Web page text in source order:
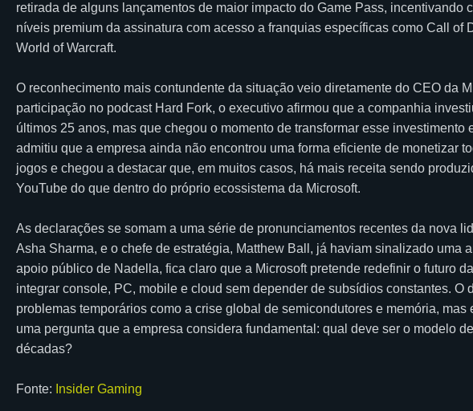
retirada de alguns lançamentos de maior impacto do Game Pass, incentivando
níveis premium da assinatura com acesso a franquias específicas como Call of
World of Warcraft.
O reconhecimento mais contundente da situação veio diretamente do CEO da
participação no podcast Hard Fork, o executivo afirmou que a companhia
últimos 25 anos, mas que chegou o momento de transformar esse
admitiu que a empresa ainda não encontrou uma forma eficiente de monetizar
jogos e chegou a destacar que, em muitos casos, há mais receita sendo
YouTube do que dentro do próprio ecossistema da Microsoft.
As declarações se somam a uma série de pronunciamentos recentes da nova
Asha Sharma, e o chefe de estratégia, Matthew Ball, já haviam sinalizado uma
apoio público de Nadella, fica claro que a Microsoft pretende redefinir o futuro
integrar console, PC, mobile e cloud sem depender de subsídios constantes. O
problemas temporários como a crise global de semicondutores e memória,
uma pergunta que a empresa considera fundamental: qual deve ser o modelo
décadas?
Fonte: Insider Gaming